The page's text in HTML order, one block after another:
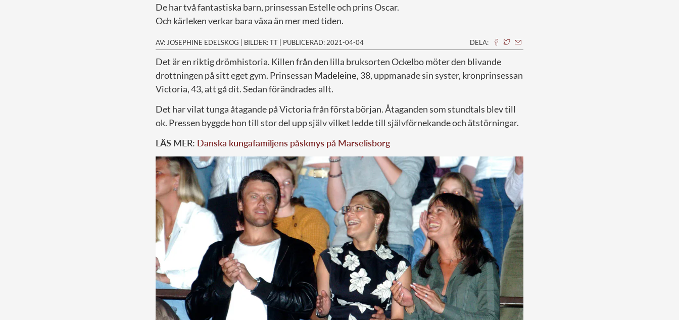
De har två fantastiska barn, prinsessan Estelle och prins Oscar.
Och kärleken verkar bara växa än mer med tiden.
AV: JOSEPHINE EDELSKOG | BILDER: TT | PUBLICERAD: 2021-04-04 DELA:
Det är en riktig drömhistoria. Killen från den lilla bruksorten Ockelbo möter den blivande
drottningen på sitt eget gym. Prinsessan Madeleine, 38, uppmanade sin syster, kronprinsessan
Victoria, 43, att gå dit. Sedan förändrades allt.
Det har vilat tunga åtagande på Victoria från första början. Åtaganden som stundtals blev till
ok. Pressen byggde hon till stor del upp själv vilket ledde till självförnekande och ätstörningar.
LÄS MER: Danska kungafamiljens påskmys på Marselisborg